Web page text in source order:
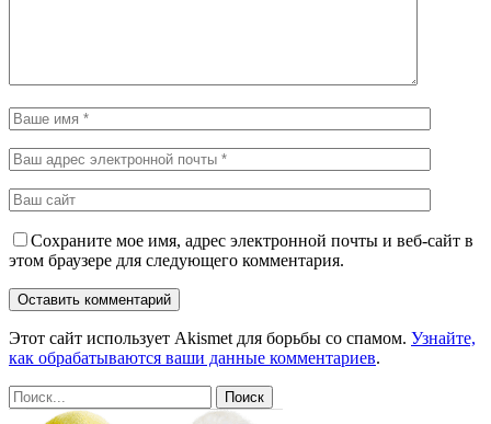
Сохраните мое имя, адрес электронной почты и веб-сайт в
этом браузере для следующего комментария.
Этот сайт использует Akismet для борьбы со спамом. Узнайте,
как обрабатываются ваши данные комментариев.